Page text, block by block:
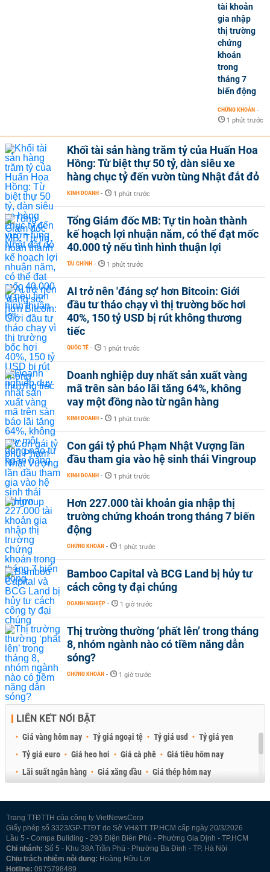
tài khoản
gia nhập
thị trường
chứng
khoán
trong
tháng 7
biến động
CHỨNG KHOÁN -
1 phút trước
Khối tài sản hàng trăm tỷ của Huấn Hoa
Hồng: Từ biệt thự 50 tỷ, dàn siêu xe
hàng chục tỷ đến vườn tùng Nhật đắt đỏ
KINH DOANH - 1 phút trước
Tổng Giám đốc MB: Tự tin hoàn thành
kế hoạch lợi nhuận năm, có thể đạt mốc
40.000 tỷ nếu tình hình thuận lợi
TÀI CHÍNH - 1 phút trước
AI trở nên 'đáng sợ' hơn Bitcoin: Giới
đầu tư tháo chạy vì thị trường bốc hơi
40%, 150 tỷ USD bị rút không thương
tiếc
QUỐC TẾ - 1 phút trước
Doanh nghiệp duy nhất sản xuất vàng
mã trên sàn báo lãi tăng 64%, không
vay một đồng nào từ ngân hàng
KINH DOANH - 1 phút trước
Con gái tỷ phú Phạm Nhật Vượng lần
đầu tham gia vào hệ sinh thái Vingroup
KINH DOANH - 1 phút trước
Hơn 227.000 tài khoản gia nhập thị
trường chứng khoán trong tháng 7 biến
động
CHỨNG KHOÁN - 1 phút trước
Bamboo Capital và BCG Land bị hủy tư
cách công ty đại chúng
DOANH NGHIỆP - 1 giờ trước
Thị trường thường ‘phất lên’ trong tháng
8, nhóm ngành nào có tiềm năng dẫn
sóng?
CHỨNG KHOÁN - 1 giờ trước
LIÊN KẾT NỔI BẬT
Giá vàng hôm nay Tỷ giá ngoại tệ Tỷ giá usd
Tỷ giá yen
Tỷ giá euro
Giá heo hơi Giá cà phê
Giá tiêu hôm nay
Lãi suất ngân hàng
Giá xăng dầu
Giá thép hôm nay
Trang TTĐTTH của công ty VietNewsCorp
Giấy phép số 3323/GP-TTĐT do Sở VH&TT TP.HCM cấp ngày 20/3/2026
Lầu 5 - Compa Building - 293 Điện Biên Phủ - Phường Gia Định - TP.HCM
Chi nhánh: Số 5 - Khu 38A Trần Phú - Phường Ba Đình - TP. Hà Nội
Chịu trách nhiệm nội dung: Hoàng Hữu Lợi
Hotline: 0975798489